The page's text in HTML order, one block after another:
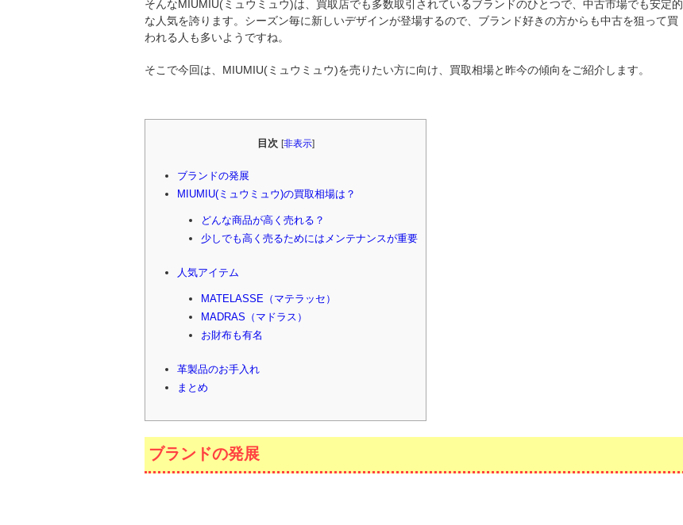
そんなMIUMIU(ミュウミュウ)は、買取店でも多数取引されているブランドのひとつで、中古市場でも安定的
な人気を誇ります。シーズン毎に新しいデザインが登場するので、ブランド好きの方からも中古を狙って買
われる人も多いようですね。
そこで今回は、MIUMIU(ミュウミュウ)を売りたい方に向け、買取相場と昨今の傾向をご紹介します。
目次 [非表示]
ブランドの発展
MIUMIU(ミュウミュウ)の買取相場は？
どんな商品が高く売れる？
少しでも高く売るためにはメンテナンスが重要
人気アイテム
MATELASSE（マテラッセ）
MADRAS（マドラス）
お財布も有名
革製品のお手入れ
まとめ
ブランドの発展